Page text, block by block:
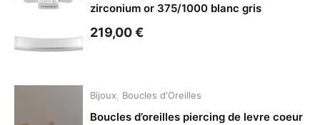
zirconium or 375/1000 blanc gris
219,00€
Bijoux Boucles d'Oreilles
Boucles d’oreilles piercing de levre coeur